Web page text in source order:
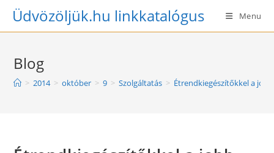
SkipÜdvözöljük.hu linkkatalógus Menu
Blog
> 2014 > október > 9 > Szolgáltatás > Étrendkiegészítőkkel a